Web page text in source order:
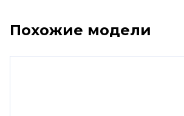
Похожие модели